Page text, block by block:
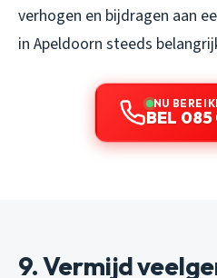
verhogen en bijdragen aan
in Apeldoorn steeds
NU
BEL 085
9. Vermijd